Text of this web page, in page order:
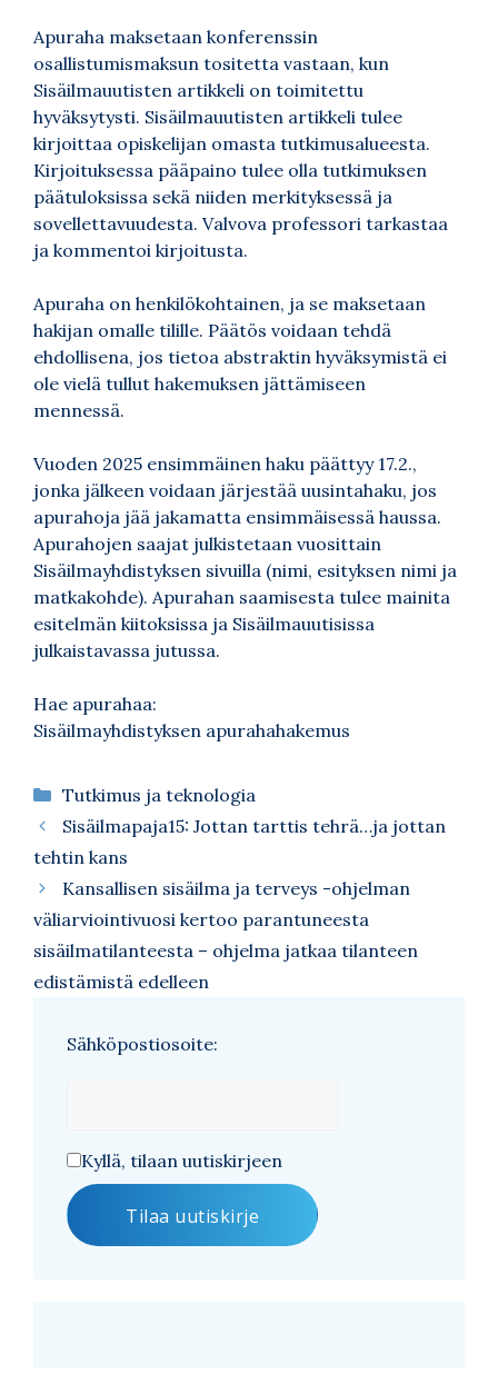
Apuraha maksetaan konferenssin
osallistumismaksun tositetta vastaan, kun
Sisäilmauutisten artikkeli on toimitettu
hyväksytysti. Sisäilmauutisten artikkeli tulee
kirjoittaa opiskelijan omasta tutkimusalueesta.
Kirjoituksessa pääpaino tulee olla tutkimuksen
päätuloksissa sekä niiden merkityksessä ja
sovellettavuudesta. Valvova professori tarkastaa
ja kommentoi kirjoitusta.
Apuraha on henkilökohtainen, ja se maksetaan
hakijan omalle tilille. Päätös voidaan tehdä
ehdollisena, jos tietoa abstraktin hyväksymistä ei
ole vielä tullut hakemuksen jättämiseen
mennessä.
Vuoden 2025 ensimmäinen haku päättyy 17.2.,
jonka jälkeen voidaan järjestää uusintahaku, jos
apurahoja jää jakamatta ensimmäisessä haussa.
Apurahojen saajat julkistetaan vuosittain
Sisäilmayhdistyksen sivuilla (nimi, esityksen nimi ja
matkakohde). Apurahan saamisesta tulee mainita
esitelmän kiitoksissa ja Sisäilmauutisissa
julkaistavassa jutussa.
Hae apurahaa:
Sisäilmayhdistyksen apurahahakemus
Kategoriat
Tutkimus ja teknologia
Sisäilmapaja15: Jottan tarttis tehrä…ja jottan
tehtin kans
Kansallisen sisäilma ja terveys -ohjelman
väliarviointivuosi kertoo parantuneesta
sisäilmatilanteesta – ohjelma jatkaa tilanteen
edistämistä edelleen
Sähköpostiosoite:
Kyllä, tilaan uutiskirjeen